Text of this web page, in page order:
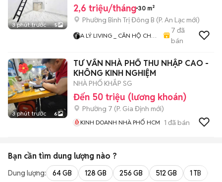
3 phút trước 5
2,6 triệu/tháng 30 m²
Phường Bình Trị Đông B (P. An Lạc mới)
A LÝ LIVING _ CĂN HỘ CHO
CHUNG CƯ - NHÀ Ở
7 đã
bán
3 phút trước 6
TƯ VẤN NHÀ PHỐ THU NHẬP CAO -
KHÔNG KINH NGHIỆM
NHÀ PHỐ KHẮP SG
Đến 50 triệu (lương khoán)
Phường 7 (P. Gia Định mới)
KINH DOANH NHÀ PHỐ HCM 1 đã bán
Bạn cần tìm dung lượng nào ?
Dung lượng: 64 GB 128 GB 256 GB 512 GB 1 TB